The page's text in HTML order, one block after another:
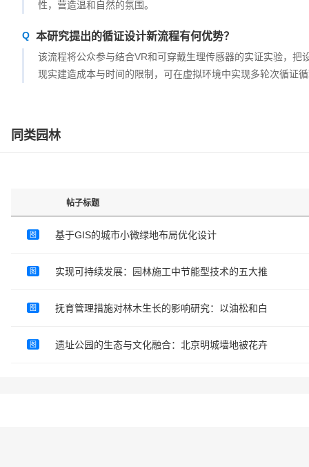
性，营造温和自然的氛围。
本研究提出的循证设计新流程有何优势？
该流程将公众参与结合VR和可穿戴生理传感器的实证实验，把
现实建造成本与时间的限制，可在虚拟环境中实现多轮次循证
同类园林
帖子标题
图 基于GIS的城市小微绿地布局优化设计
图 实现可持续发展：园林施工中节能型技术的五大推
图 抚育管理措施对林木生长的影响研究：以油松和白
图 遗址公园的生态与文化融合：北京明城墙地被花卉